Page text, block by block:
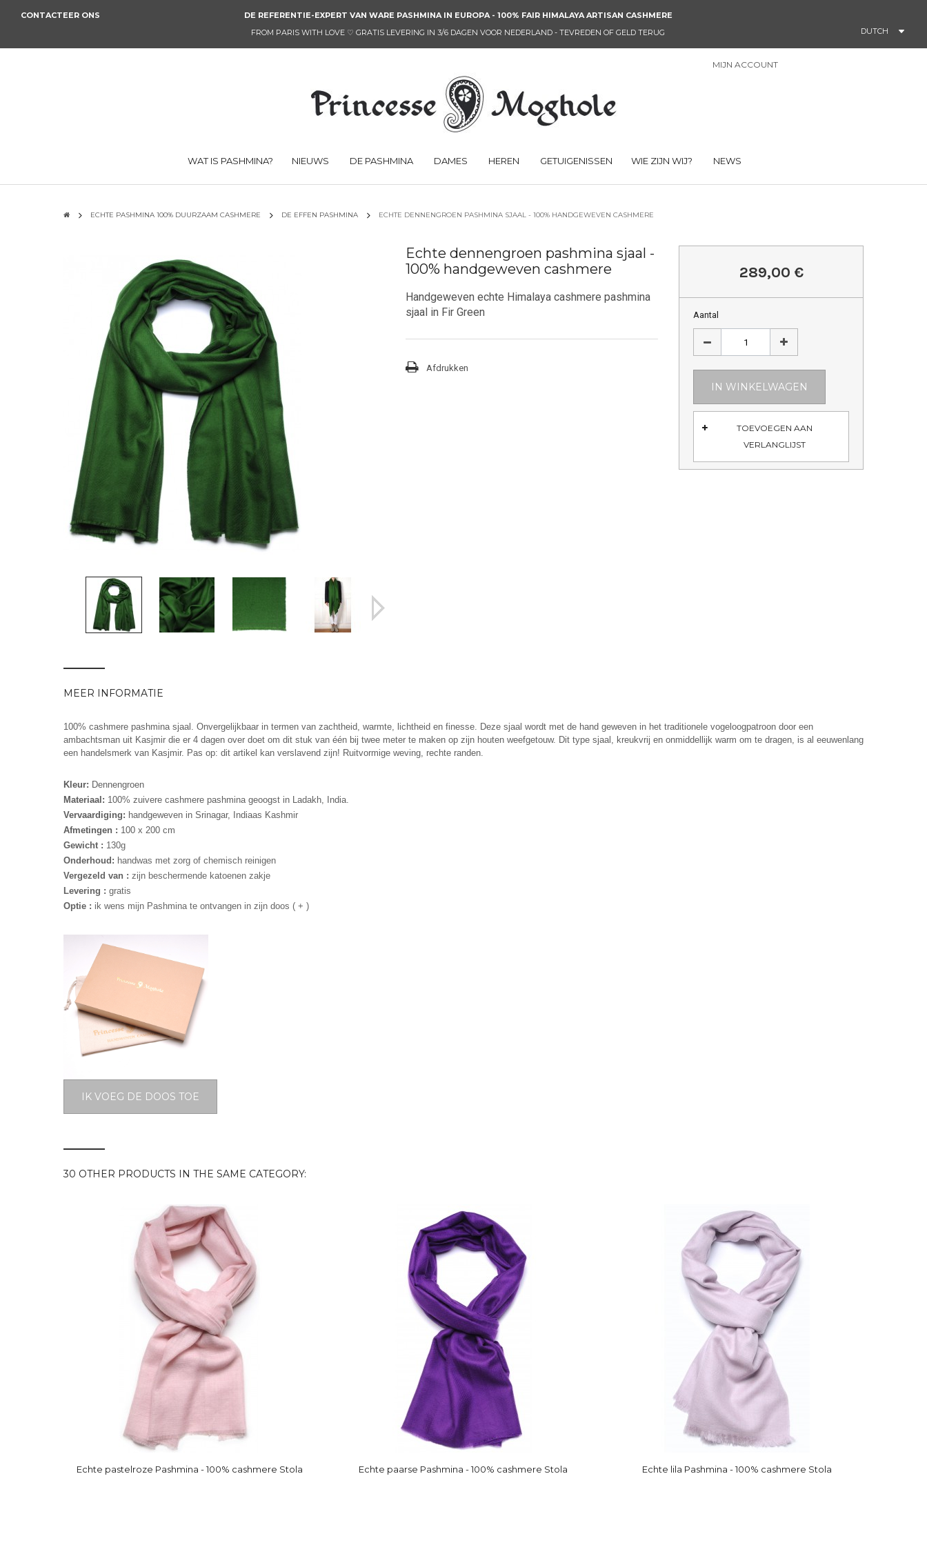
CONTACTEER ONS
DE REFERENTIE-EXPERT VAN WARE PASHMINA IN EUROPA - 100% FAIR HIMALAYA ARTISAN CASHMERE
FROM PARIS WITH LOVE ♡ GRATIS LEVERING IN 3/6 DAGEN VOOR NEDERLAND - TEVREDEN OF GELD TERUG
DUTCH
MIJN ACCOUNT
WAT IS PASHMINA? NIEUWS DE PASHMINA DAMES HEREN GETUIGENISSEN WIE ZIJN WIJ? NEWS
ECHTE PASHMINA 100% DUURZAAM CASHMERE DE EFFEN PASHMINA ECHTE DENNENGROEN PASHMINA SJAAL - 100% HANDGEWEVEN CASHMERE
Echte dennengroen pashmina sjaal -
100% handgeweven cashmere
Handgeweven echte Himalaya cashmere pashmina
sjaal in Fir Green
Afdrukken
289,00 €
Aantal
IN WINKELWAGEN
TOEVOEGEN AAN
VERLANGLIJST
MEER INFORMATIE
100% cashmere pashmina sjaal. Onvergelijkbaar in termen van zachtheid, warmte, lichtheid en finesse. Deze sjaal wordt met de hand geweven in het traditionele vogeloogpatroon door een
ambachtsman uit Kasjmir die er 4 dagen over doet om dit stuk van één bij twee meter te maken op zijn houten weefgetouw. Dit type sjaal, kreukvrij en onmiddellijk warm om te dragen, is al eeuwenlang
een handelsmerk van Kasjmir. Pas op: dit artikel kan verslavend zijn! Ruitvormige weving, rechte randen.
Kleur: Dennengroen
Materiaal: 100% zuivere cashmere pashmina geoogst in Ladakh, India.
Vervaardiging: handgeweven in Srinagar, Indiaas Kashmir
Afmetingen : 100 x 200 cm
Gewicht : 130g
Onderhoud: handwas met zorg of chemisch reinigen
Vergezeld van : zijn beschermende katoenen zakje
Levering : gratis
Optie : ik wens mijn Pashmina te ontvangen in zijn doos ( + )
IK VOEG DE DOOS TOE
30 OTHER PRODUCTS IN THE SAME CATEGORY:
Echte pastelroze Pashmina - 100% cashmere Stola Echte paarse Pashmina - 100% cashmere Stola Echte lila Pashmina - 100% cashmere Stola